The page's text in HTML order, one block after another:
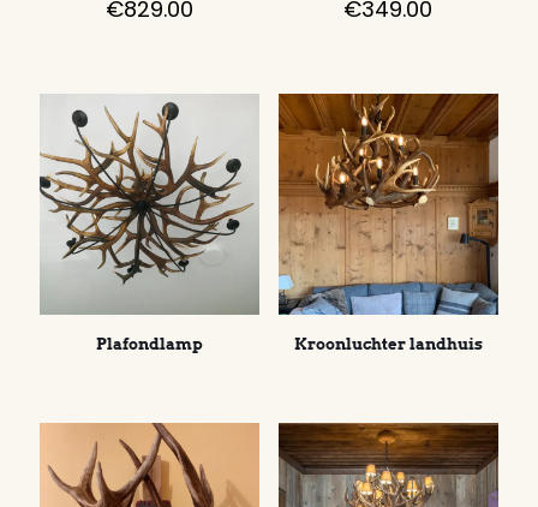
€829.00 €349.00
Plafondlamp Kroonluchter landhuis